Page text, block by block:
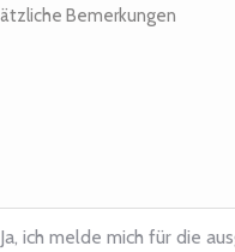
Ja, ich melde mich für die